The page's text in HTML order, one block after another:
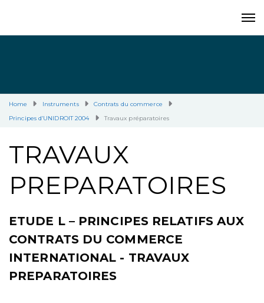
Home Instruments
Contrats du commerce
Principes d’UNIDROIT 2004
Travaux préparatoires
TRAVAUX
PREPARATOIRES
ETUDE L – PRINCIPES RELATIFS AUX
CONTRATS DU COMMERCE
INTERNATIONAL - TRAVAUX
PREPARATOIRES